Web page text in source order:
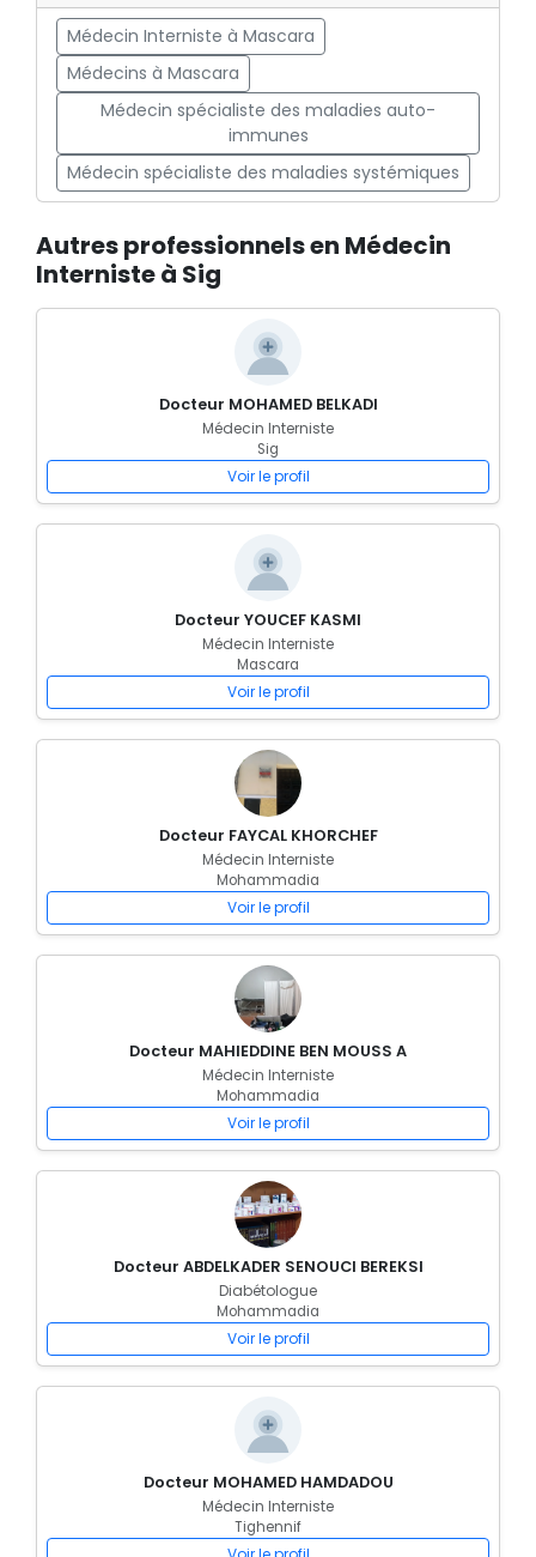
Médecin Interniste à Mascara
Médecins à Mascara
Médecin spécialiste des maladies auto-
immunes
Médecin spécialiste des maladies systémiques
Autres professionnels en Médecin
Interniste à Sig
Docteur MOHAMED BELKADI
Médecin Interniste
Sig
Voir le profil
Docteur YOUCEF KASMI
Médecin Interniste
Mascara
Voir le profil
Docteur FAYCAL KHORCHEF
Médecin Interniste
Mohammadia
Voir le profil
Docteur MAHIEDDINE BEN MOUSS A
Médecin Interniste
Mohammadia
Voir le profil
Docteur ABDELKADER SENOUCI BEREKSI
Diabétologue
Mohammadia
Voir le profil
Docteur MOHAMED HAMDADOU
Médecin Interniste
Tighennif